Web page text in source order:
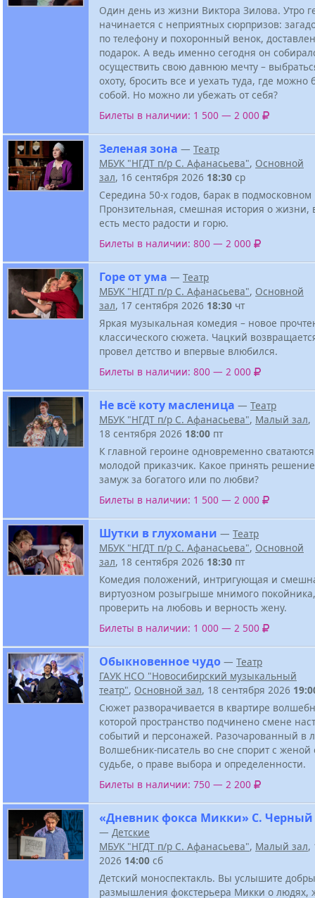
Один день из жизни Виктора Зилова. Утро
начинается с неприятных сюрпризов:
по телефону и похоронный венок,
подарок. А ведь именно сегодня он
осуществить свою давнюю мечту –
охоту, бросить все и уехать туда, где
собой. Но можно ли убежать от себя?
Билеты в наличии: 1 500 — 2 000
Зеленая зона — Театр
МБУК "НГДТ п/р С. Афанасьева", Основной
зал, 16 сентября 2026 18:30 ср
Середина 50-х годов, барак в подмосковном
Пронзительная, смешная история о жизни,
есть место радости и горю.
Билеты в наличии: 800 — 2 000
Горе от ума — Театр
МБУК "НГДТ п/р С. Афанасьева", Основной
зал, 17 сентября 2026 18:30 чт
Яркая музыкальная комедия – новое
классического сюжета. Чацкий
провел детство и впервые влюбился.
Билеты в наличии: 800 — 2 000
Не всё коту масленица — Театр
МБУК "НГДТ п/р С. Афанасьева", Малый зал,
18 сентября 2026 18:00 пт
К главной героине одновременно
молодой приказчик. Какое принять
замуж за богатого или по любви?
Билеты в наличии: 1 500 — 2 000
Шутки в глухомани — Театр
МБУК "НГДТ п/р С. Афанасьева", Основной
зал, 18 сентября 2026 18:30 пт
Комедия положений, интригующая и
виртуозном розыгрыше мнимого
проверить на любовь и верность жену.
Билеты в наличии: 1 000 — 2 500
Обыкновенное чудо — Театр
ГАУК НСО "Новосибирский музыкальный
театр", Основной зал, 18 сентября 2026
Сюжет разворачивается в квартире
которой пространство подчинено смене
событий и персонажей. Разочарованный в
Волшебник-писатель во сне спорит с
судьбе, о праве выбора и определенности.
Билеты в наличии: 750 — 2 200
«Дневник фокса Микки» С. Черный
— Детские
МБУК "НГДТ п/р С. Афанасьева", Малый зал,
2026 14:00 сб
Детский моноспектакль. Вы услышите
размышления фокстерьера Микки о людях,